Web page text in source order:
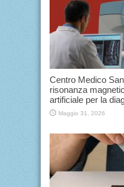
Centro Medico
risonanza
artificiale per la
Maggio 31, 2026